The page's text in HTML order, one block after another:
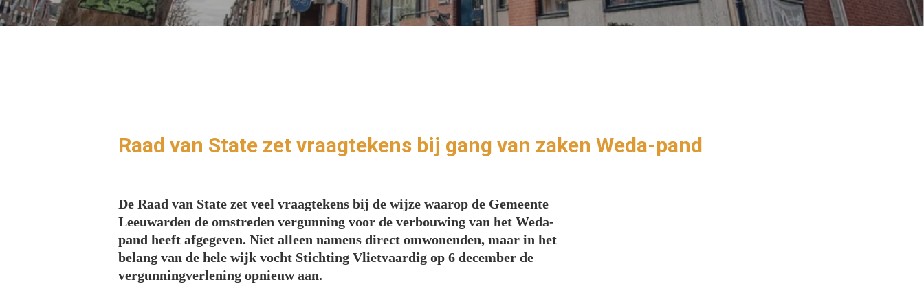
Raad van State zet vraagtekens bij gang van zaken Weda-pand
De Raad van State zet veel vraagtekens bij de wijze waarop de Gemeente
Leeuwarden de omstreden vergunning voor de verbouwing van het Weda-
pand heeft afgegeven. Niet alleen namens direct omwonenden, maar in het
belang van de hele wijk vocht Stichting Vlietvaardig op 6 december de
vergunningverlening opnieuw aan.